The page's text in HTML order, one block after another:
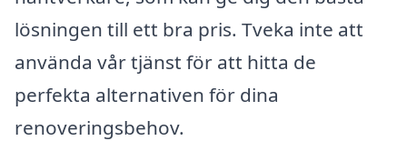
lösningen till ett bra pris. Tveka inte att
använda vår tjänst för att hitta de
perfekta alternativen för dina
renoveringsbehov.